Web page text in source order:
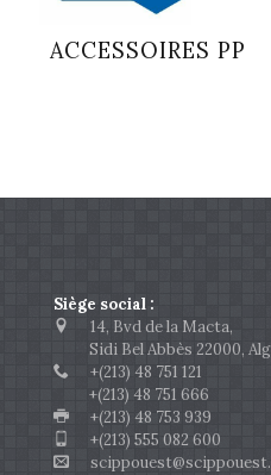
ACCESSOIRES PP
Siège social :
14, Bvd de la Macta,
Sidi Bel Abbès 22000,
+(213) 48 751 121
+(213) 48 751 666
+(213) 48 753 939
+(213) 555 082 600